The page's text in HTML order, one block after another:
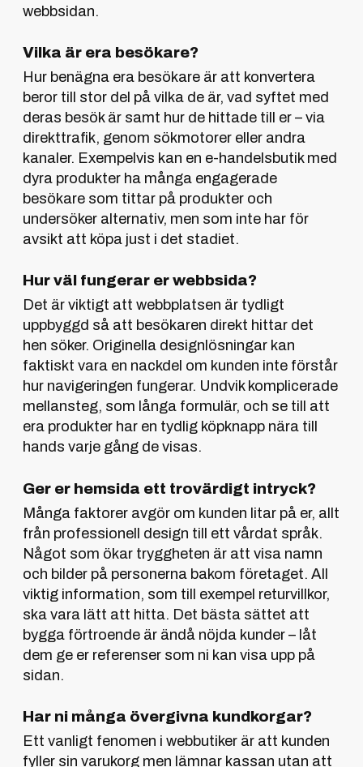
webbsidan.
Vilka är era besökare?
Hur benägna era besökare är att konvertera
beror till stor del på vilka de är, vad syftet med
deras besök är samt hur de hittade till er – via
direkttrafik, genom sökmotorer eller andra
kanaler. Exempelvis kan en e-handelsbutik med
dyra produkter ha många engagerade
besökare som tittar på produkter och
undersöker alternativ, men som inte har för
avsikt att köpa just i det stadiet.
Hur väl fungerar er webbsida?
Det är viktigt att webbplatsen är tydligt
uppbyggd så att besökaren direkt hittar det
hen söker. Originella designlösningar kan
faktiskt vara en nackdel om kunden inte förstår
hur navigeringen fungerar. Undvik komplicerade
mellansteg, som långa formulär, och se till att
era produkter har en tydlig köpknapp nära till
hands varje gång de visas.
Ger er hemsida ett trovärdigt intryck?
Många faktorer avgör om kunden litar på er, allt
från professionell design till ett vårdat språk.
Något som ökar tryggheten är att visa namn
och bilder på personerna bakom företaget. All
viktig information, som till exempel returvillkor,
ska vara lätt att hitta. Det bästa sättet att
bygga förtroende är ändå nöjda kunder – låt
dem ge er referenser som ni kan visa upp på
sidan.
Har ni många övergivna kundkorgar?
Ett vanligt fenomen i webbutiker är att kunden
fyller sin varukorg men lämnar kassan utan att